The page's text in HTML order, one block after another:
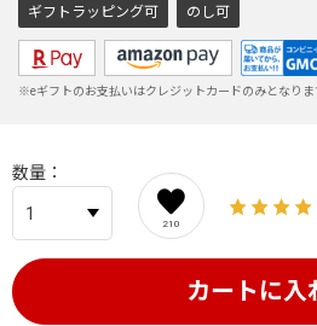
ギフトラッピング可 のし可
※eギフトのお支払いはクレジットカードのみとなりま
数量
210
カートに入